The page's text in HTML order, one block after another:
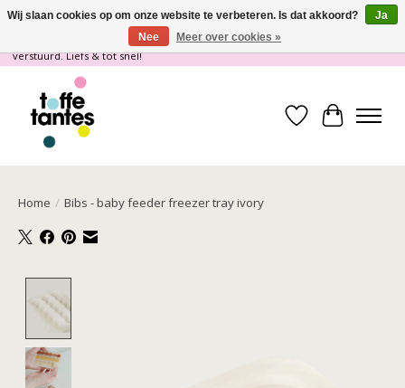
Wij gaan op vakantie! vanaf 4 juli t/m 21 juli worden er geen pakketjes
verstuurd. Liefs & tot snel!
Verlanglijst
Home / Bibs - baby feeder freezer tray ivory
Wij slaan cookies op om onze website te verbeteren. Is dat akkoord?
Ja
Nee
Meer over cookies »